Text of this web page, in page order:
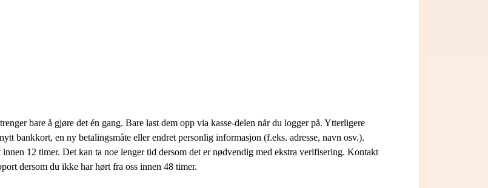
bare å gjøre det én gang. Bare last dem opp via kasse-delen når du logger på. Ytterligere
bankkort, en ny betalingsmåte eller endret personlig informasjon (f.eks. adresse, navn osv.).
12 timer. Det kan ta noe lenger tid dersom det er nødvendig med ekstra verifisering. Kontakt
dersom du ikke har hørt fra oss innen 48 timer.